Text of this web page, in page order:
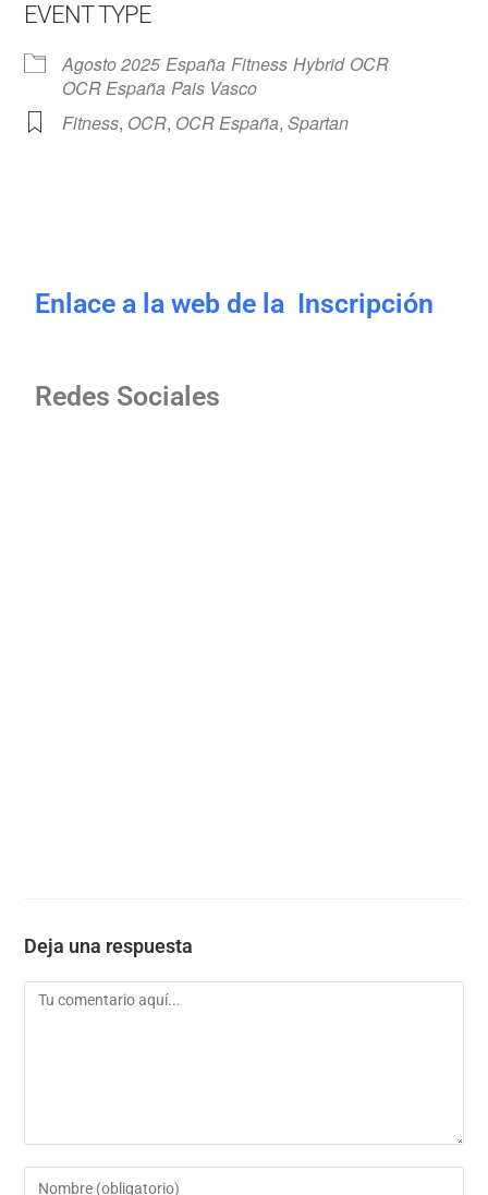
EVENT TYPE
Agosto 2025 España Fitness Hybrid OCR
OCR España Pais Vasco
Fitness, OCR, OCR España,Spartan
Enlace a la web de la Inscripción
Redes Sociales
Deja una respuesta